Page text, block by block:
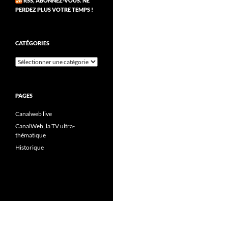
PERDEZ PLUS VOTRE TEMPS !
CATÉGORIES
Catégories
PAGES
Canalweb live
CanalWeb, la TV ultra-
thématique
Historique